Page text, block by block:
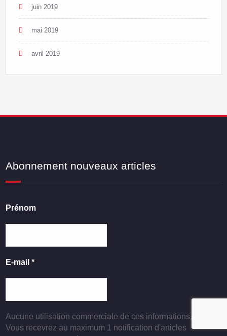
juin 2019
mai 2019
avril 2019
Abonnement nouveaux articles
Prénom
E-mail *
Aucune utilisation commerciale de ces informations, jamais !
Vous recevrez au maximum 1 notification d'articles